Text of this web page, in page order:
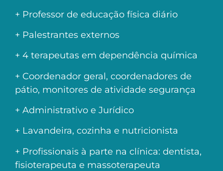
+ Professor de educação física diário
+ Palestrantes externos
+ 4 terapeutas em dependência química
+ Coordenador geral, coordenadores de
pátio, monitores de atividade segurança
+ Administrativo e Jurídico
+ Lavandeira, cozinha e nutricionista
+ Profissionais à parte na clínica: dentista,
fisioterapeuta e massoterapeuta